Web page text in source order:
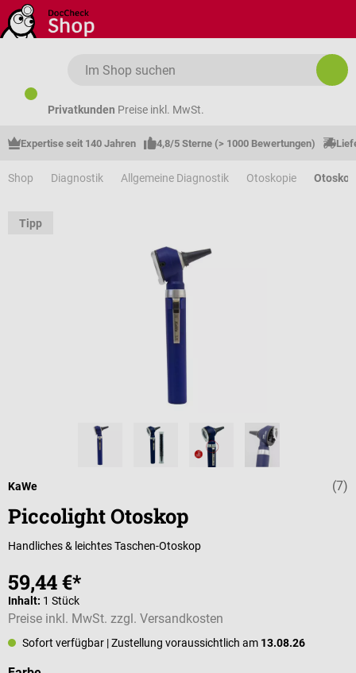
Zum Hauptinhalt springen
Privatkunden Preise inkl. MwSt.
Expertise seit 140 Jahren 4,8/5 Sterne (> 1000 Bewertungen)
Shop Diagnostik Allgemeine Diagnostik Otoskopie
Tipp
(7)
KaWe
Piccolight Otoskop
Handliches & leichtes Taschen-Otoskop
59,44 €*
Inhalt: 1 Stück
Preise inkl. MwSt. zzgl. Versandkosten
Sofort verfügbar | Zustellung voraussichtlich am 13.08.26